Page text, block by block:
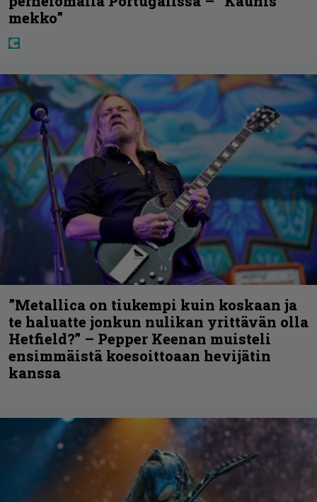
mekko”
”Metallica on tiukempi kuin koskaan ja
te haluatte jonkun nulikan yrittävän olla
Hetfield?” – Pepper Keenan muisteli
ensimmäistä koesoittoaan hevijätin
kanssa